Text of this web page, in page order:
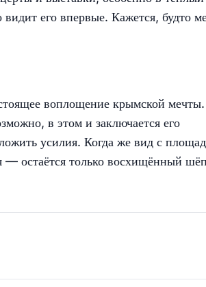
его впервые. Кажется, будто
воплощение крымской
в этом и заключается его
усилия. Когда же вид с
— остаётся только восхищённый